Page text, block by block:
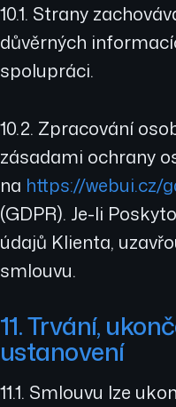
10.1. Strany
důvěrných
spolupráci.
10.2. Zpracování
zásadami ochrany
na https://webui.cz/
(GDPR). Je-li
údajů Klienta,
smlouvu.
11. Trvání,
ustanovení
11.1. Smlouvu lze